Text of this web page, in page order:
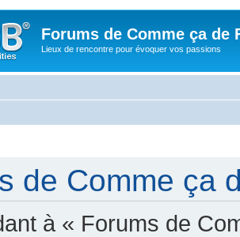
Forums de Comme ça de
Lieux de rencontre pour évoquer vos passions
de Comme ça
à « Forums de